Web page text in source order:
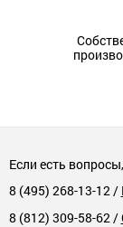
Если есть
8 (495) 268-13-12 /
8 (812) 309-58-62 /